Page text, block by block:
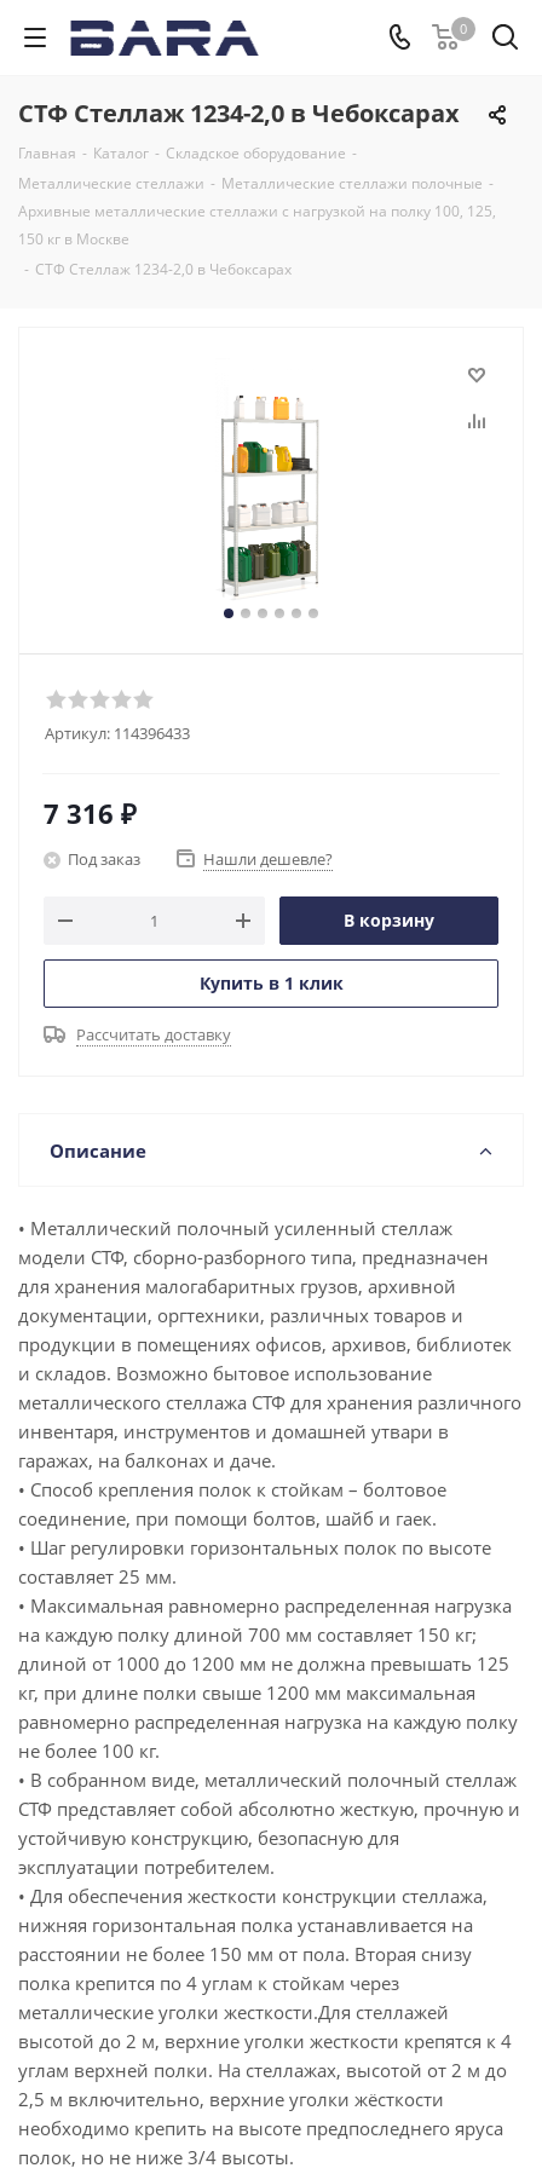
0
СТФ Стеллаж 1234-2,0 в Чебоксарах
Главная - Каталог - Складское оборудование -
Металлические стеллажи - Металлические стеллажи полочные -
Архивные металлические стеллажи с нагрузкой на полку 100, 125,
150 кг в Москве
- СТФ Стеллаж 1234-2,0 в Чебоксарах
Артикул: 114396433
7 316 ₽
Под заказ Нашли дешевле?
В корзину
Купить в 1 клик
Рассчитать доставку
Описание
• Металлический полочный усиленный стеллаж
модели СТФ, сборно-разборного типа, предназначен
для хранения малогабаритных грузов, архивной
документации, оргтехники, различных товаров и
продукции в помещениях офисов, архивов, библиотек
и складов. Возможно бытовое использование
металлического стеллажа СТФ для хранения различного
инвентаря, инструментов и домашней утвари в
гаражах, на балконах и даче.
• Способ крепления полок к стойкам – болтовое
соединение, при помощи болтов, шайб и гаек.
• Шаг регулировки горизонтальных полок по высоте
составляет 25 мм.
• Максимальная равномерно распределенная нагрузка
на каждую полку длиной 700 мм составляет 150 кг;
длиной от 1000 до 1200 мм не должна превышать 125
кг, при длине полки свыше 1200 мм максимальная
равномерно распределенная нагрузка на каждую полку
не более 100 кг.
• В собранном виде, металлический полочный стеллаж
СТФ представляет собой абсолютно жесткую, прочную и
устойчивую конструкцию, безопасную для
эксплуатации потребителем.
• Для обеспечения жесткости конструкции стеллажа,
нижняя горизонтальная полка устанавливается на
расстоянии не более 150 мм от пола. Вторая снизу
полка крепится по 4 углам к стойкам через
металлические уголки жесткости.Для стеллажей
высотой до 2 м, верхние уголки жесткости крепятся к 4
углам верхней полки. На стеллажах, высотой от 2 м до
2,5 м включительно, верхние уголки жёсткости
необходимо крепить на высоте предпоследнего яруса
полок, но не ниже 3/4 высоты.